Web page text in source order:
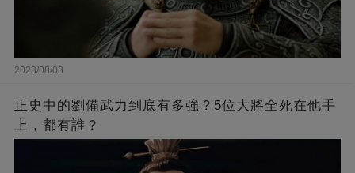
2023/08/03
正史中的劉備武力到底有多強？5位大將全死在他手
上，都有誰？